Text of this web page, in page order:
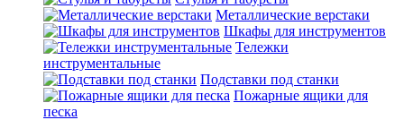
Металлические верстаки
Шкафы для инструментов
Тележки
инструментальные
Подставки под станки
Пожарные ящики для
песка